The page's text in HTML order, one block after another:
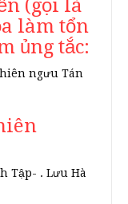
(gọi là
làm tổn
ủng tắc:
ngưu Tán
Tập- . Lưu Hà